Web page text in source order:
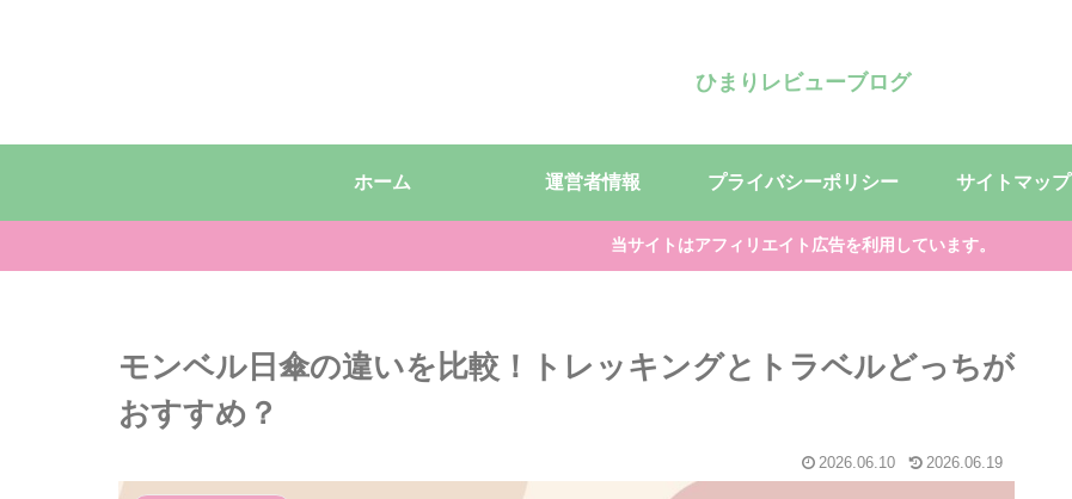
ひまりレビューブログ
ホーム 運営者情報 プライバシーポリシー サイトマップ
当サイトはアフィリエイト広告を利用しています。
モンベル日傘の違いを比較！トレッキングとトラベルどっちが
おすすめ？
2026.06.10 2026.06.19